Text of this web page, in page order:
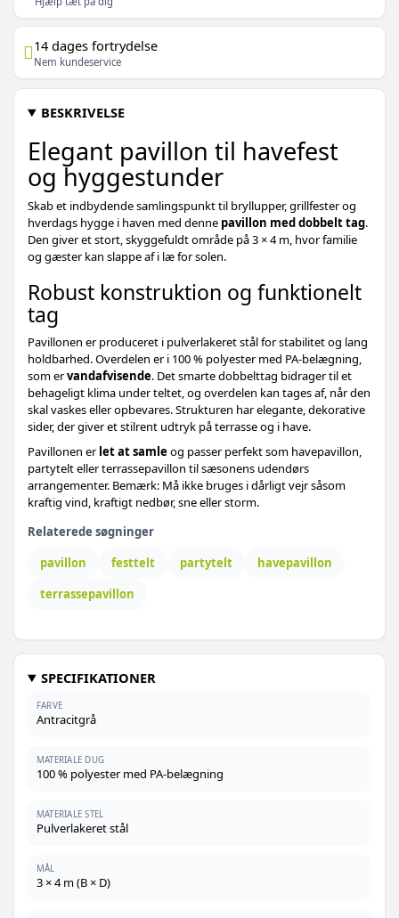
14 dages fortrydelse
Nem kundeservice
BESKRIVELSE
Elegant pavillon til havefest
og hyggestunder
Skab et indbydende samlingspunkt til bryllupper, grillfester og
hverdags hygge i haven med denne pavillon med dobbelt tag.
Den giver et stort, skyggefuldt område på 3 × 4 m, hvor familie
og gæster kan slappe af i læ for solen.
Robust konstruktion og funktionelt
tag
Pavillonen er produceret i pulverlakeret stål for stabilitet og lang
holdbarhed. Overdelen er i 100 % polyester med PA-belægning,
som ervandafvisende. Det smarte dobbelttag bidrager til et
behageligt klima under teltet, og overdelen kan tages af, når den
skal vaskes eller opbevares. Strukturen har elegante, dekorative
sider, der giver et stilrent udtryk på terrasse og i have.
Pavillonen erlet at samleog passer perfekt som havepavillon,
partytelt eller terrassepavillon til sæsonens udendørs
arrangementer. Bemærk: Må ikke bruges i dårligt vejr såsom
kraftig vind, kraftigt nedbør, sne eller storm.
Relaterede søgninger
pavillon
festtelt partytelt
havepavillon
terrassepavillon
SPECIFIKATIONER
FARVE
Antracitgrå
MATERIALE DUG
100 % polyester med PA-belægning
MATERIALE STEL
Pulverlakeret stål
MÅL
3 × 4 m (B × D)